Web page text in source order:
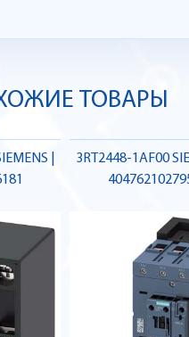
ТОВАРЫ
|
3RT2448-1AF00